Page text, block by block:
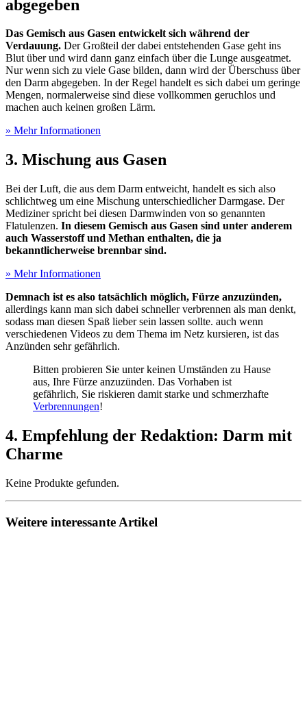
abgegeben
Das Gemisch aus Gasen entwickelt sich während der
Verdauung. Der Großteil der dabei entstehenden Gase geht ins
Blut über und wird dann ganz einfach über die Lunge ausgeatmet.
Nur wenn sich zu viele Gase bilden, dann wird der Überschuss über
den Darm abgegeben. In der Regel handelt es sich dabei um geringe
Mengen, normalerweise sind diese vollkommen geruchlos und
machen auch keinen großen Lärm.
» Mehr Informationen
3. Mischung aus Gasen
Bei der Luft, die aus dem Darm entweicht, handelt es sich also
schlichtweg um eine Mischung unterschiedlicher Darmgase. Der
Mediziner spricht bei diesen Darmwinden von so genannten
Flatulenzen. In diesem Gemisch aus Gasen sind unter anderem
auch Wasserstoff und Methan enthalten, die ja
bekanntlicherweise brennbar sind.
» Mehr Informationen
Demnach ist es also tatsächlich möglich, Fürze anzuzünden,
allerdings kann man sich dabei schneller verbrennen als man denkt,
sodass man diesen Spaß lieber sein lassen sollte. auch wenn
verschiedenen Videos zu dem Thema im Netz kursieren, ist das
Anzünden sehr gefährlich.
Bitten probieren Sie unter keinen Umständen zu Hause
aus, Ihre Fürze anzuzünden. Das Vorhaben ist
gefährlich, Sie riskieren damit starke und schmerzhafte
Verbrennungen!
4. Empfehlung der Redaktion: Darm mit
Charme
Keine Produkte gefunden.
Weitere interessante Artikel